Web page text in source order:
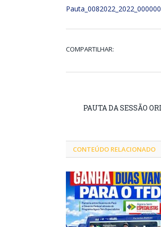
COMPARTILHAR:
PAUTA DA SESSÃO
CONTEÚDO RELACIONADO